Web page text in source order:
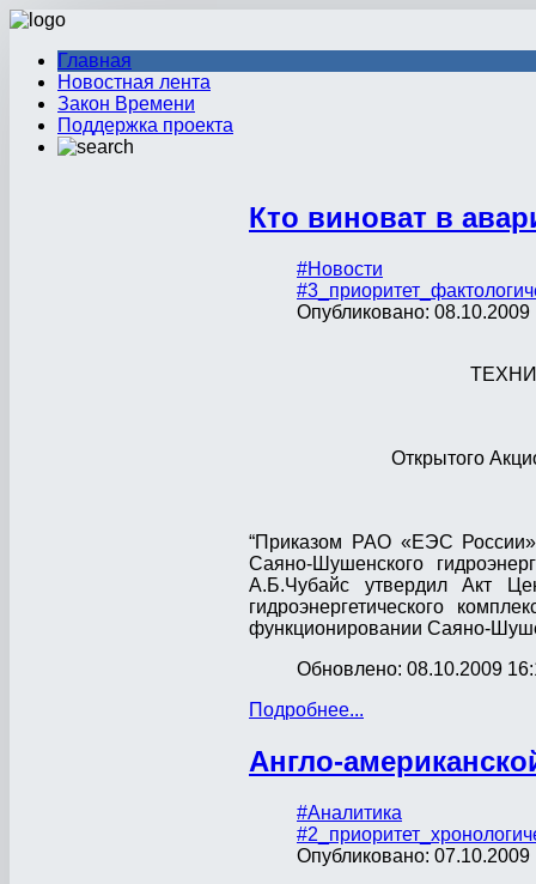
Главная
Новостная лента
Закон Времени
Поддержка проекта
Кто виноват в
#Новости
Опубликовано: 08.10.2009
Открытого
“Приказом РАО «ЕЭС
Саяно-Шушенского
А.Б.Чубайс утвердил Акт
гидроэнергетического
функционировании Саяно-
Обновлено: 08.10.2009
Подробнее...
Англо-
#Аналитика
Опубликовано: 07.10.2009